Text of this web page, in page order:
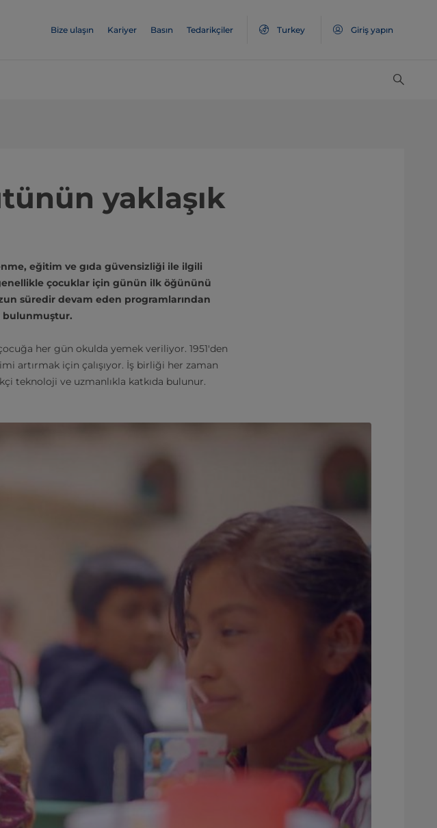
Bize ulaşın Kariyer Basın Tedarikçiler Turkey Giriş yapın
yaklaşık
eğitim ve gıda güvensizliği ile ilgili
çocuklar için günün ilk öğününü
süredir devam eden programlarından
bulunmuştur.
her gün okulda yemek veriliyor. 1951'den
artırmak için çalışıyor. İş birliği her zaman
teknoloji ve uzmanlıkla katkıda bulunur.